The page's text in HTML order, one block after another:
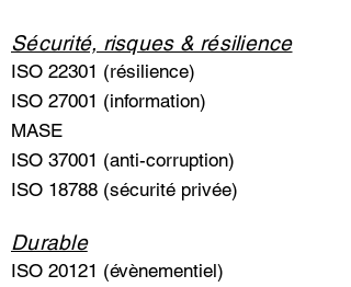
Sécurité, risques & résilience
ISO 22301 (résilience)
ISO 27001 (information)
MASE
ISO 37001 (anti-corruption)
ISO 18788 (sécurité privée)
Durable
ISO 20121 (évènementiel)